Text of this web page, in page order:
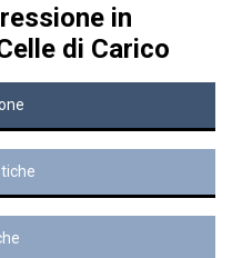
in
di Carico